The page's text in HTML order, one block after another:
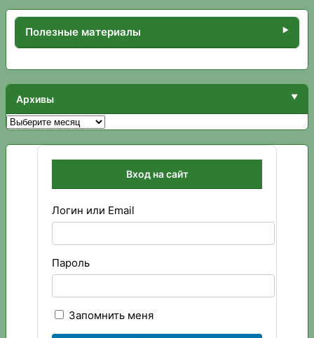
Полезные материалы
Архивы
Архивы
Вход на сайт
Логин или Email
Пароль
Запомнить меня